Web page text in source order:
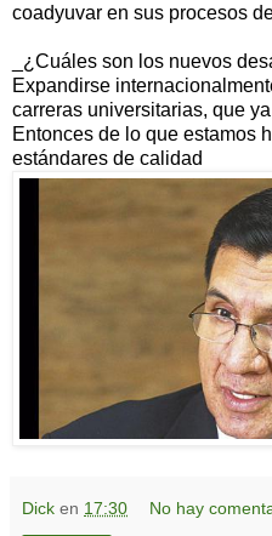
coadyuvar en sus procesos
_¿Cuáles son los nuevos
Expandirse
carreras universitarias, que
Entonces de lo que estamos
estándares de calidad
Dick en 17:30 No hay